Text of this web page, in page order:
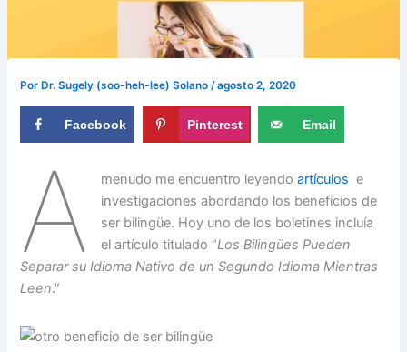
PorDr. Sugely (soo-heh-lee) Solano/agosto 2, 2020
Facebook Pinterest Email
A menudo me encuentro leyendo artículos e
investigaciones abordando los beneficios de
ser bilingüe. Hoy uno de los boletines incluía
el artículo titulado “Los Bilingües Pueden
Separar su Idioma Nativo de un Segundo Idioma Mientras
Leen.”